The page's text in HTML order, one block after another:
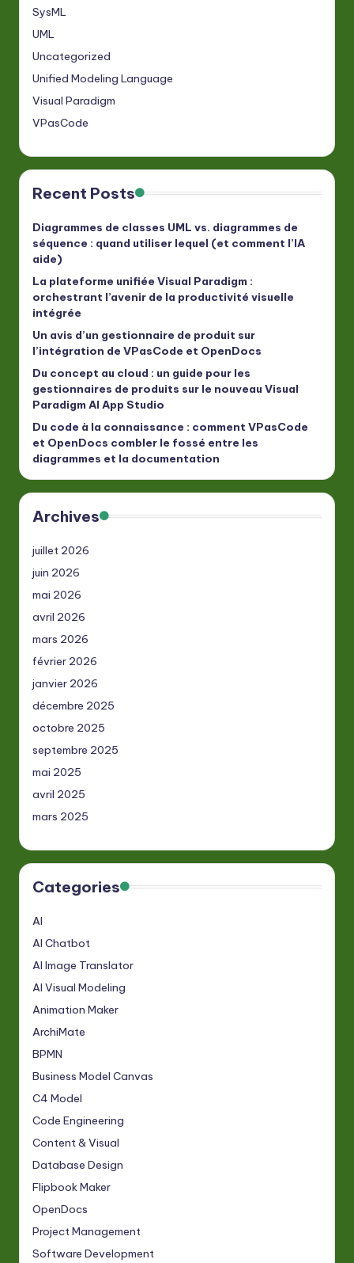
SysML
UML
Uncategorized
Unified Modeling Language
Visual Paradigm
VPasCode
Recent Posts
Diagrammes de classes UML vs. diagrammes de
séquence : quand utiliser lequel (et comment l’IA
aide)
La plateforme unifiée Visual Paradigm :
orchestrant l’avenir de la productivité visuelle
intégrée
Un avis d’un gestionnaire de produit sur
l’intégration de VPasCode et OpenDocs
Du concept au cloud : un guide pour les
gestionnaires de produits sur le nouveau Visual
Paradigm AI App Studio
Du code à la connaissance : comment VPasCode
et OpenDocs combler le fossé entre les
diagrammes et la documentation
Archives
juillet 2026
juin 2026
mai 2026
avril 2026
mars 2026
février 2026
janvier 2026
décembre 2025
octobre 2025
septembre 2025
mai 2025
avril 2025
mars 2025
Categories
AI
AI Chatbot
AI Image Translator
AI Visual Modeling
Animation Maker
ArchiMate
BPMN
Business Model Canvas
C4 Model
Code Engineering
Content & Visual
Database Design
Flipbook Maker
OpenDocs
Project Management
Software Development